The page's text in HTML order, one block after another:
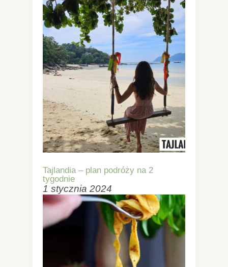
Tajlandia – plan podróży na 2
tygodnie
1 stycznia 2024